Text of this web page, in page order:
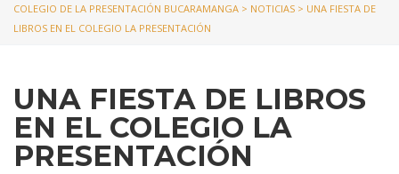
COLEGIO DE LA PRESENTACIÓN BUCARAMANGA > NOTICIAS > UNA FIESTA DE
LIBROS EN EL COLEGIO LA PRESENTACIÓN
UNA FIESTA DE LIBROS
EN EL COLEGIO LA
PRESENTACIÓN